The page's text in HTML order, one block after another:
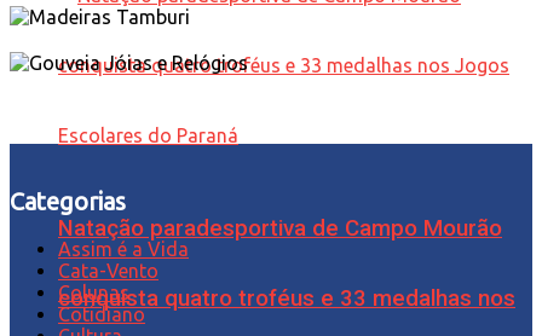
Natação paradesportiva de Campo Mourão
conquista quatro troféus e 33 medalhas nos
Categorias
Assim é a Vida
Cata-Vento
Colunas
Cotidiano